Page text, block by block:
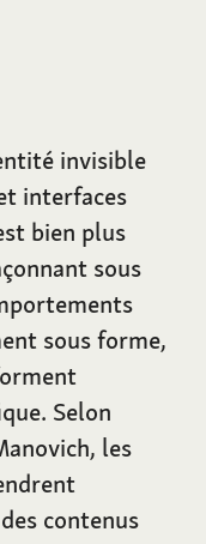
invisible
interfaces
bien plus
sous
sous forme,
Selon
les
contenus